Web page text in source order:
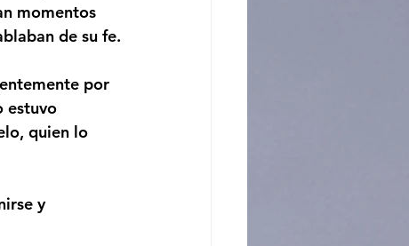
momentos
de su fe.
por
estuvo
quien lo
y